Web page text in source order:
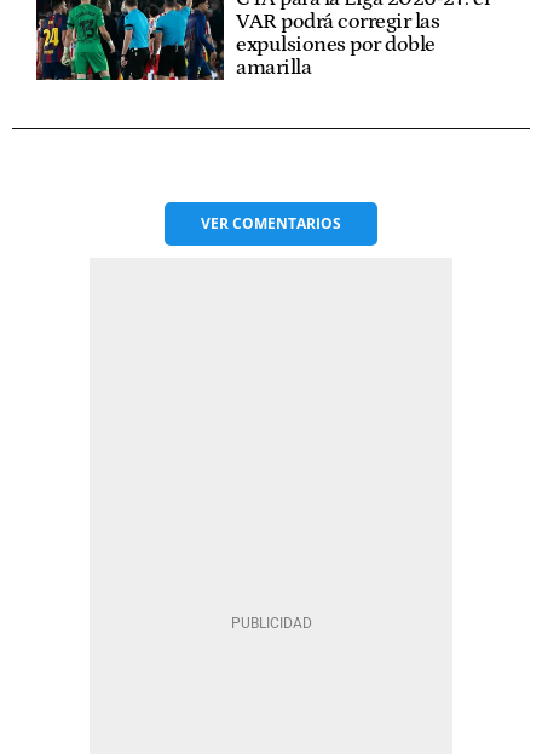
VAR podrá corregir las
expulsiones por doble
amarilla
VERCOMENTARIOS